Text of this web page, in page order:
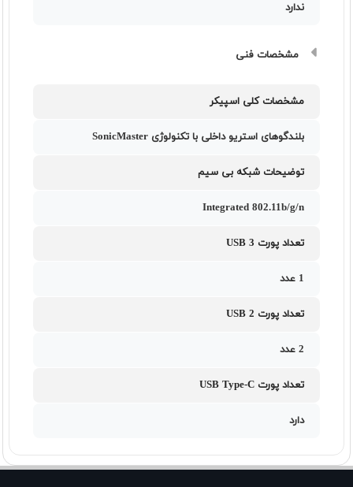
ندارد
مشخصات فنی
مشخصات کلی اسپیکر
بلندگوهای استریو داخلی با تکنولوژی SonicMaster
توضیحات شبکه بی سیم
Integrated 802.11b/g/n
تعداد پورت USB 3
1 عدد
تعداد پورت USB 2
2 عدد
تعداد پورت USB Type-C
دارد